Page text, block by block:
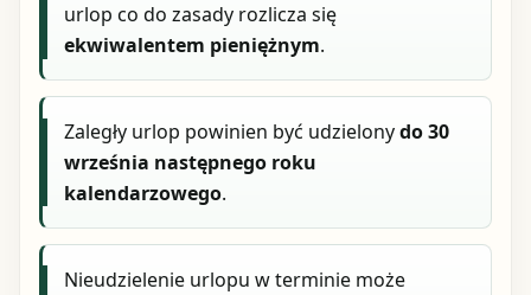
urlop co do zasady rozlicza się
ekwiwalentem pieniężnym.
Zaległy urlop powinien być udzielonydo 30
września następnego roku
kalendarzowego.
Nieudzielenie urlopu w terminie może